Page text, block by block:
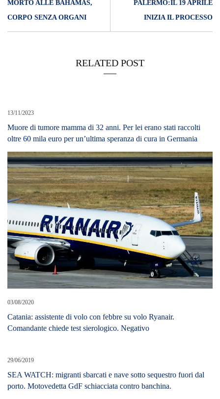
MORTO ALLE BAHAMAS,
CORPO SENZA ORGANI
PALERMO:IL 19 APRILE
INIZIA IL PROCESSO
RELATED POST
13/11/2023
Muore di tumore mamma di 32 anni. Per lei erano stati raccolti
oltre 60 mila euro per un’ultima speranza di cura in Germania
03/08/2020
Catania: assistente di volo con febbre su volo Ryanair.
Comandante chiede test sierologico. Negativo
29/06/2019
SEA WATCH: migranti sbarcati e nave sotto sequestro fuori dal
porto. Motovedetta GdF schiacciata contro banchina.